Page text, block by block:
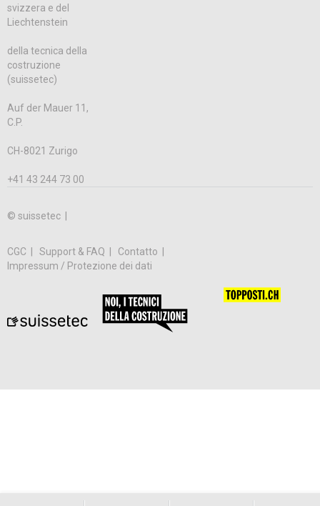
svizzera e del
Liechtenstein
della tecnica della
costruzione
(suissetec)
Auf der Mauer 11,
C.P.
CH-8021 Zurigo
+41 43 244 73 00
© suissetec |
CGC Support & FAQ
Contatto
Impressum / Protezione dei dati